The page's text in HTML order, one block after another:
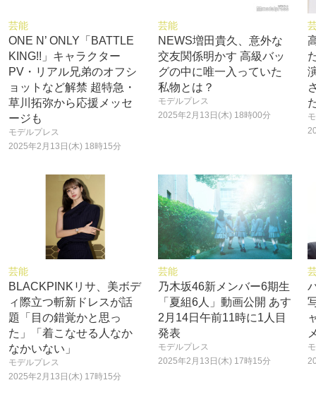
芸能
ONE N’ ONLY「BATTLE
KING!!」キャラクター
PV・リアル兄弟のオフシ
ョットなど解禁 超特急・
草川拓弥から応援メッセ
ージも
モデルプレス
2025年2月13日(木) 18時15分
芸能
NEWS増田貴久、意外な
交友関係明かす 高級バッ
グの中に唯一入っていた
私物とは？
モデルプレス
2025年2月13日(木) 18時00分
芸能
BLACKPINKリサ、美ボデ
ィ際立つ斬新ドレスが話
題「目の錯覚かと思っ
た」「着こなせる人なか
なかいない」
モデルプレス
2025年2月13日(木) 17時15分
芸能
乃木坂46新メンバー6期生
「夏組6人」動画公開 あす
2月14日午前11時に1人目
発表
モデルプレス
2025年2月13日(木) 17時15分